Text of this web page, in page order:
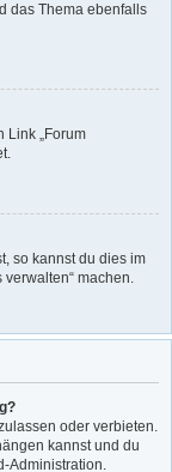
das Thema ebenfalls
Link „Forum
so kannst du dies im
verwalten“ machen.
oder verbieten.
kannst und du
Administration.